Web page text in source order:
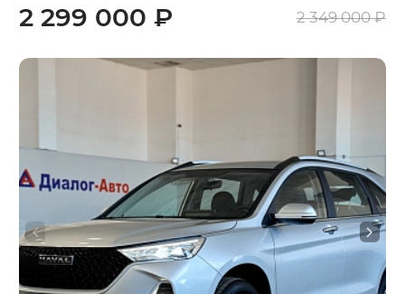
2 299 000 ₽ 2 349 000 ₽